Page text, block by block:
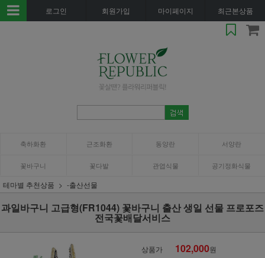
로그인 회원가입 마이페이지 최근본상품
축하화환 근조화환 동양란 서양란
꽃바구니 꽃다발 관엽식물 공기정화식물
테마별 추천상품 -출산선물
과일바구니 고급형(FR1044) 꽃바구니 출산 생일 선물 프로포즈
전국꽃배달서비스
상품가 102,000원